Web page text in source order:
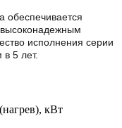
обеспечивается
исполнения серии
в 5 лет.
кВт